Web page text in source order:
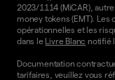
2023/1114 (MiCAR),
money tokens (EMT).
opérationnelles et les
dans le Livre Blanc notifié
Documentation
tarifaires, veuillez vous